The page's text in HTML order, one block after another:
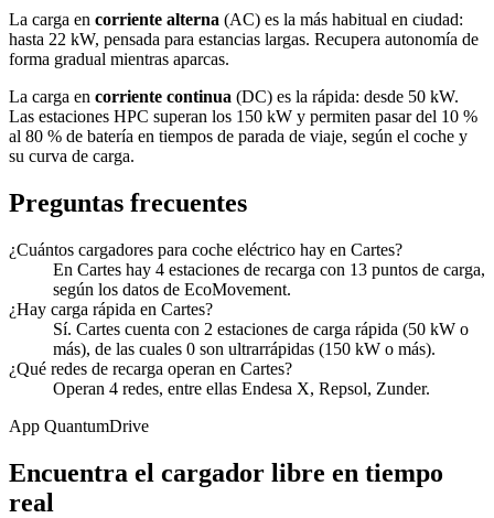
La carga en corriente alterna (AC) es la más habitual en ciudad:
hasta 22 kW, pensada para estancias largas. Recupera autonomía de
forma gradual mientras aparcas.
La carga en corriente continua (DC) es la rápida: desde 50 kW.
Las estaciones HPC superan los 150 kW y permiten pasar del 10 %
al 80 % de batería en tiempos de parada de viaje, según el coche y
su curva de carga.
Preguntas frecuentes
¿Cuántos cargadores para coche eléctrico hay en Cartes?
En Cartes hay 4 estaciones de recarga con 13 puntos de carga,
según los datos de EcoMovement.
¿Hay carga rápida en Cartes?
Sí. Cartes cuenta con 2 estaciones de carga rápida (50 kW o
más), de las cuales 0 son ultrarrápidas (150 kW o más).
¿Qué redes de recarga operan en Cartes?
Operan 4 redes, entre ellas Endesa X, Repsol, Zunder.
App QuantumDrive
Encuentra el cargador libre en tiempo
real